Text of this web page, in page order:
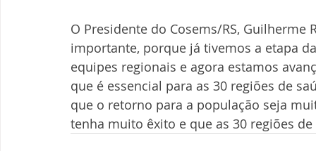
O Presidente do Cosems/RS,
importante, porque já tivemos a etapa
equipes regionais e agora estamos
que é essencial para as 30 regiões de
que o retorno para a população seja
tenha muito êxito e que as 30 regiões